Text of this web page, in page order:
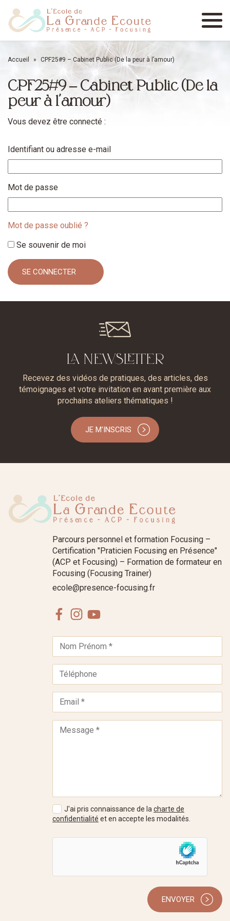
Menu
Accueil » CPF25#9 – Cabinet Public (De la peur à l’amour)
CPF25#9 – Cabinet Public (De la
peur à l’amour)
Vous devez être connecté :
Identifiant ou adresse e-mail
Mot de passe
Mot de passe oublié ?
Se souvenir de moi
LA NEWSLETTER
Recevez des vidéos de pratiques, des articles, des
témoignages et votre invitation en avant première aux
prochains ateliers thématiques !
JE M'INSCRIS
Parcours personnel et formation Focusing –
Certification "Praticien Focusing en Présence"
(ACP et Focusing) – Formation de formateur en
Focusing (Focusing Trainer)
ecole@presence-focusing.fr
FacebookInstagram
J'ai pris connaissance de lacharte de
confidentialité et en accepte les modalités.
ENVOYER